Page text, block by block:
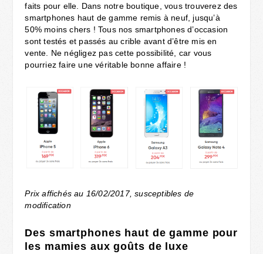
faits pour elle. Dans notre boutique, vous trouverez des
smartphones haut de gamme remis à neuf, jusqu’à
50% moins chers ! Tous nos smartphones d’occasion
sont testés et passés au crible avant d’être mis en
vente. Ne négligez pas cette possibilité, car vous
pourriez faire une véritable bonne affaire !
Prix affichés au 16/02/2017, susceptibles de
modification
Des smartphones haut de gamme pour
les mamies aux goûts de luxe